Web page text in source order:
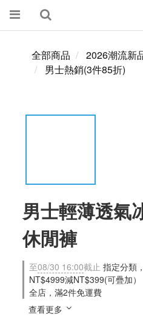
全部商品
2026潮流新
男士熱銷(3件85折)
男士輕薄透氣
休閒褲
至08/30 16:00截止 指定分類
NT$4999減NT$399(可疊加）
全店，滿2件免運費
查看更多